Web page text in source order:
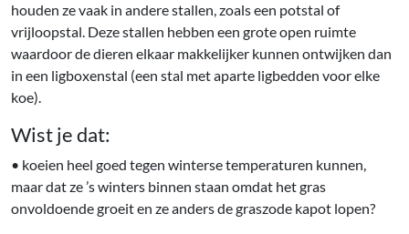
houden ze vaak in andere stallen, zoals een potstal of
vrijloopstal. Deze stallen hebben een grote open ruimte
waardoor de dieren elkaar makkelijker kunnen ontwijken dan
in een ligboxenstal (een stal met aparte ligbedden voor elke
koe).
Wist je dat:
• koeien heel goed tegen winterse temperaturen kunnen,
maar dat ze ’s winters binnen staan omdat het gras
onvoldoende groeit en ze anders de graszode kapot lopen?